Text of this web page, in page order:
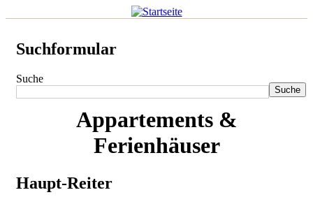
Suchformular
Suche
Appartements &
Ferienhäuser
Haupt-Reiter